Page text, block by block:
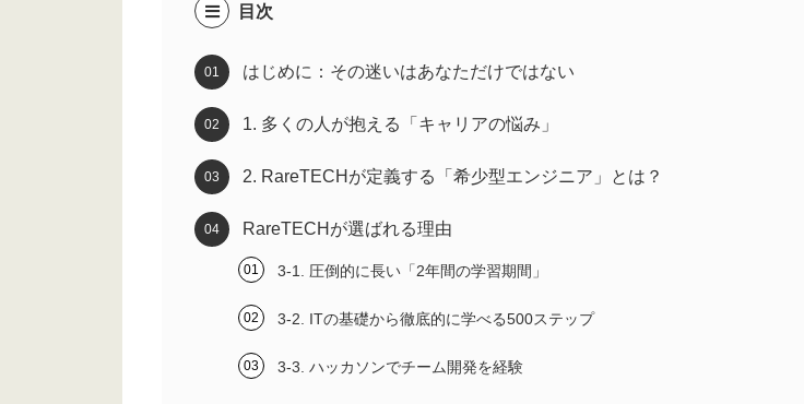
目次
はじめに：その迷いはあなただけではない
1. 多くの人が抱える「キャリアの悩み」
2. RareTECHが定義する「希少型エンジニア」とは？
RareTECHが選ばれる理由
3-1. 圧倒的に長い「2年間の学習期間」
3-2. ITの基礎から徹底的に学べる500ステップ
3-3. ハッカソンでチーム開発を経験